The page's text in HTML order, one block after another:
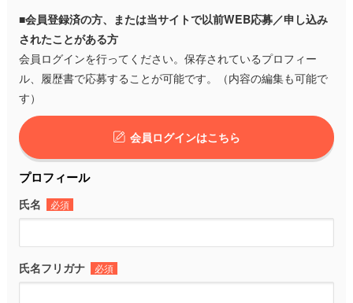
■会員登録済の方、または当サイトで以前WEB応募／申し込み
されたことがある方
会員ログインを行ってください。保存されているプロフィー
ル、履歴書で応募することが可能です。（内容の編集も可能で
す）
会員ログインはこちら
プロフィール
氏名 必須
氏名フリガナ 必須